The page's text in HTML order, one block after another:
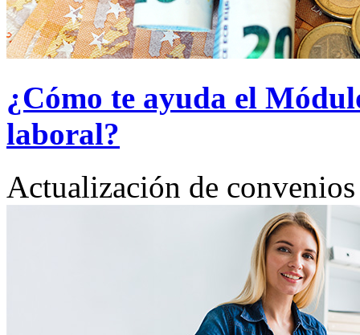
¿Cómo te ayuda el
laboral?
Actualización de convenios